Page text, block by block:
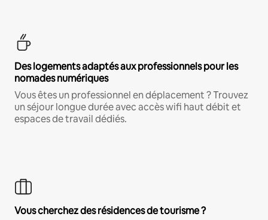
Des logements adaptés aux professionnels pour les
nomades numériques
Vous êtes un professionnel en déplacement ? Trouvez
un séjour longue durée avec accès wifi haut débit et
espaces de travail dédiés.
Vous cherchez des résidences de tourisme ?